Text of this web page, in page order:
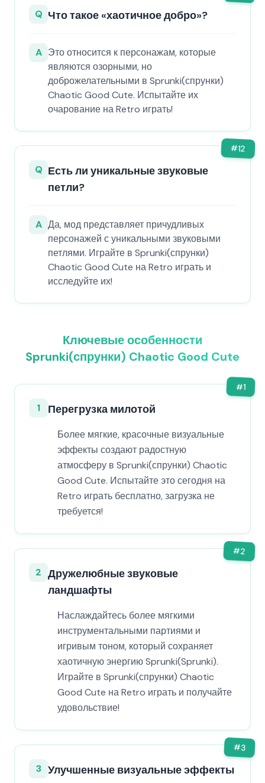
Q Что такое «хаотичное добро»?
A Это относится к персонажам, которые
являются озорными, но
доброжелательными в Sprunki(спрунки)
Chaotic Good Cute. Испытайте их
очарование на Retro играть!
#12
Q Есть ли уникальные звуковые
петли?
A Да, мод представляет причудливых
персонажей с уникальными звуковыми
петлями. Играйте в Sprunki(спрунки)
Chaotic Good Cute на Retro играть и
исследуйте их!
Ключевые особенности
Sprunki(спрунки) Chaotic Good Cute
#1
1 Перегрузка милотой
Более мягкие, красочные визуальные
эффекты создают радостную
атмосферу в Sprunki(спрунки) Chaotic
Good Cute. Испытайте это сегодня на
Retro играть бесплатно, загрузка не
требуется!
#2
2 Дружелюбные звуковые
ландшафты
Наслаждайтесь более мягкими
инструментальными партиями и
игривым тоном, который сохраняет
хаотичную энергию Sprunki(Sprunki).
Играйте в Sprunki(спрунки) Chaotic
Good Cute на Retro играть и получайте
удовольствие!
#3
3 Улучшенные визуальные эффекты